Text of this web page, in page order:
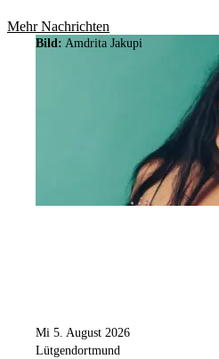
Mehr Nachrichten
Bild: Amdrita Jakupi
Mi 5. August 2026
Lütgendortmund